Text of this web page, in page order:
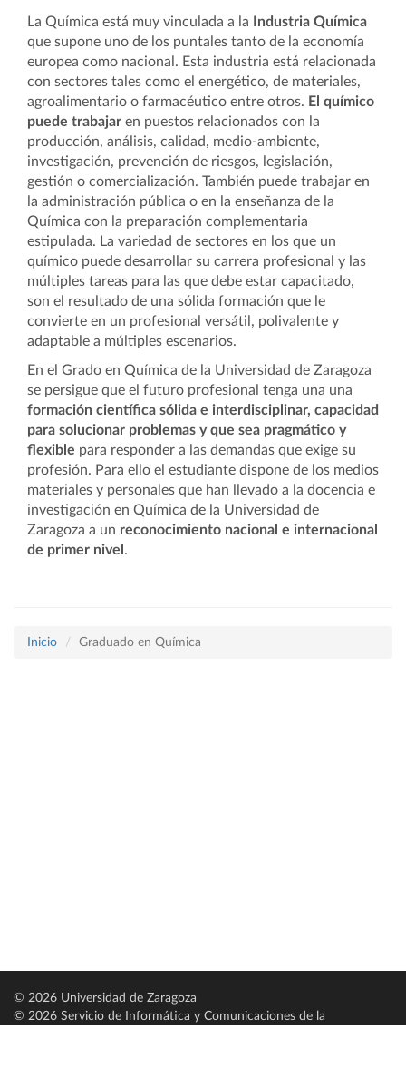
La Química está muy vinculada a la
Industria Química
que supone uno de los puntales tanto de la economía
europea como nacional. Esta industria está relacionada
con sectores tales como el energético, de materiales,
agroalimentario o farmacéutico entre otros. El químico
puede trabajar en puestos relacionados con la
producción, análisis, calidad, medio-ambiente,
investigación, prevención de riesgos, legislación,
gestión o comercialización. También puede trabajar en
la administración pública o en la enseñanza de la
Química con la preparación complementaria
estipulada. La variedad de sectores en los que un
químico puede desarrollar su carrera profesional y las
múltiples tareas para las que debe estar capacitado,
son el resultado de una sólida formación que le
convierte en un profesional versátil, polivalente y
adaptable a múltiples escenarios.
En el Grado en Química de la Universidad de Zaragoza
se persigue que el futuro profesional tenga una una
formación científica sólida e interdisciplinar, capacidad
para solucionar problemas y que sea pragmático y
flexible para responder a las demandas que exige su
profesión. Para ello el estudiante dispone de los medios
materiales y personales que han llevado a la docencia e
investigación en Química de la Universidad de
Zaragoza a un reconocimiento nacional e internacional
de primer nivel .
Inicio Graduado en Química
© 2026 Universidad de Zaragoza
© 2026 Servicio de Informática y Comunicaciones de la